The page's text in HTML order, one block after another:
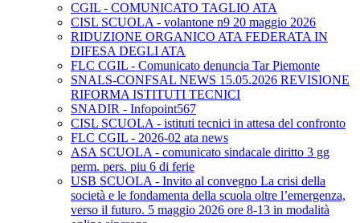
CGIL - COMUNICATO TAGLIO ATA
CISL SCUOLA - volantone n9 20 maggio 2026
RIDUZIONE ORGANICO ATA FEDERATA IN
DIFESA DEGLI ATA
FLC CGIL - Comunicato denuncia Tar Piemonte
SNALS-CONFSAL NEWS 15.05.2026 REVISIONE
RIFORMA ISTITUTI TECNICI
SNADIR - Infopoint567
CISL SCUOLA - istituti tecnici in attesa del confronto
FLC CGIL - 2026-02 ata news
ASA SCUOLA - comunicato sindacale diritto 3 gg
perm. pers. piu 6 di ferie
USB SCUOLA - Invito al convegno La crisi della
società e le fondamenta della scuola oltre l’emergenza,
verso il futuro. 5 maggio 2026 ore 8-13 in modalità